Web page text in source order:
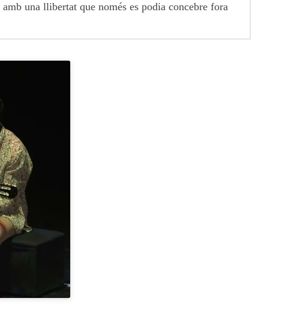
una llibertat que només es podia concebre fora